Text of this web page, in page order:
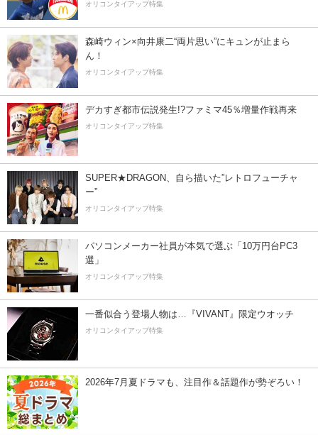
オリコンタイアップ特集
森崎ウィン×向井康二“両片思い”にキュンが止まら
ん！
オリコンタイアップ特集
デカすぎ都市伝説発生!?ファミマ45％増量作戦再来
オリコンタイアップ特集
SUPER★DRAGON、自ら描いた”レトロフューチャ
ー”
オリコンタイアップ特集
パソコンメーカー社員が本気で選ぶ「10万円台PC3
選」
オリコンタイアップ特集
一番似合う登場人物は…『VIVANT』限定ウオッチ
オリコンタイアップ特集
2026年7月夏ドラマも、注目作＆話題作が勢ぞろい！